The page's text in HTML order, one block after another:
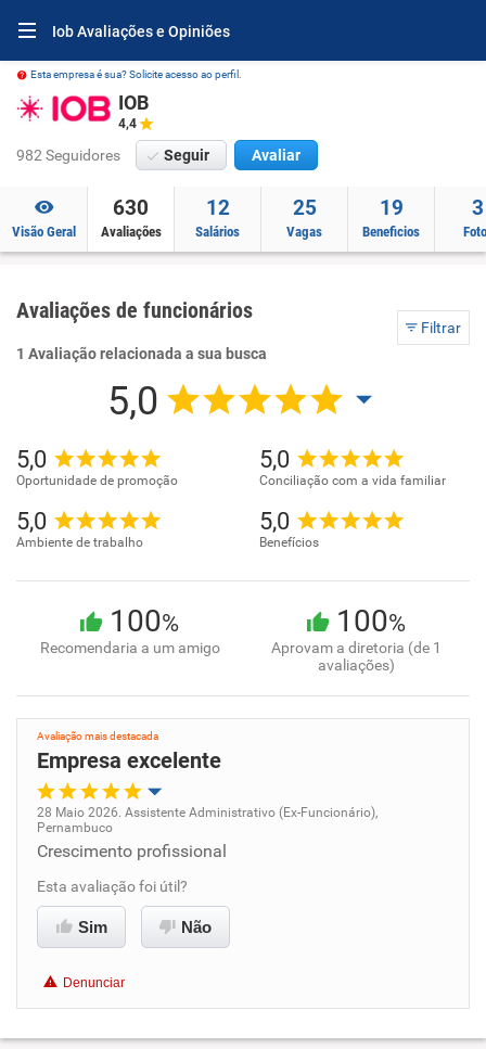
Iob Avaliações e Opiniões
Esta empresa é sua? Solicite acesso ao perfil.
IOB
4,4
982 Seguidores Seguir Avaliar
Visão Geral
630
Avaliações
12
Salários
25
Vagas
19
Beneficios
3
Avaliações de funcionários
Filtrar
1 Avaliação relacionada a sua busca
5,0
5,0
Oportunidade de promoção
5,0
Conciliação com a vida familiar
5,0
Ambiente de trabalho
5,0
Benefícios
100%
Recomendaria a um amigo
100%
Aprovam a diretoria (de 1
avaliações)
Avaliação mais destacada
Empresa excelente
Oportunidade de promoção
Ambiente de trabalho
Conciliação com a vida familiar
28 Maio 2026. Assistente Administrativo (Ex-Funcionário),
Pernambuco
Crescimento profissional
Esta avaliação foi útil?
Sim Não
Denunciar